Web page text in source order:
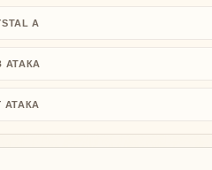
A
АТАКА
АТАКА